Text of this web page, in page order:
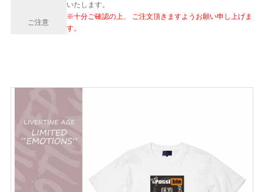
いたします。
ご注意
※十分ご確認の上、 ご注文頂きますようお願い申し上げま
す。